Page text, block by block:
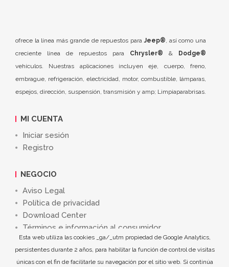
Esta web utiliza las cookies _ga/_utm propiedad de Google Analytics,
persistentes durante 2 años, para habilitar la función de control de visitas
únicas con el fin de facilitarle su navegación por el sitio web. Si continúa
ofrece la línea más grande de repuestos para Jeep® , así como una
creciente línea de repuestos para Chrysler® & Dodge®
vehículos. Nuestras aplicaciones incluyen eje, cuerpo, freno,
embrague, refrigeración, electricidad, motor, combustible, lámparas,
espejos, dirección, suspensión, transmisión y amp; Limpiaparabrisas.
MI CUENTA
Iniciar sesión
Registro
NEGOCIO
Aviso Legal
Política de privacidad
Download Center
Términos e información al consumidor